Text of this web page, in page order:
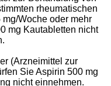
rheumatischen
Woche oder mehr
mg Kautabletten nicht
(Arzneimittel zur
Sie Aspirin 500 mg
nicht einnehmen.